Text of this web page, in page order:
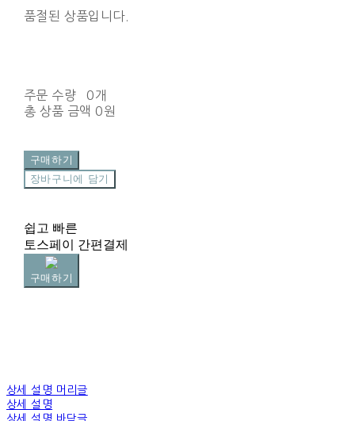
품절된 상품입니다.
주문 수량
0개
총 상품 금액 0원
구매하기
장바구니에 담기
쉽고 빠른
토스페이 간편결제
구매하기
상세 설명 머리글
상세 설명
상세 설명 바닥글